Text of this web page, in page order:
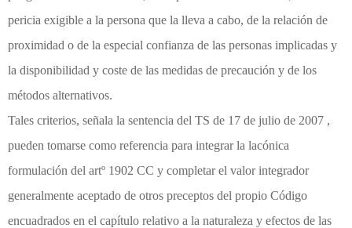
pericia exigible a la persona que la lleva a cabo, de la relación de
proximidad o de la especial confianza de las personas implicadas y
la disponibilidad y coste de las medidas de precaución y de los
métodos alternativos.
Tales criterios, señala la sentencia del TS de 17 de julio de 2007 ,
pueden tomarse como referencia para integrar la lacónica
formulación del artº 1902 CC y completar el valor integrador
generalmente aceptado de otros preceptos del propio Código
encuadrados en el capítulo relativo a la naturaleza y efectos de las